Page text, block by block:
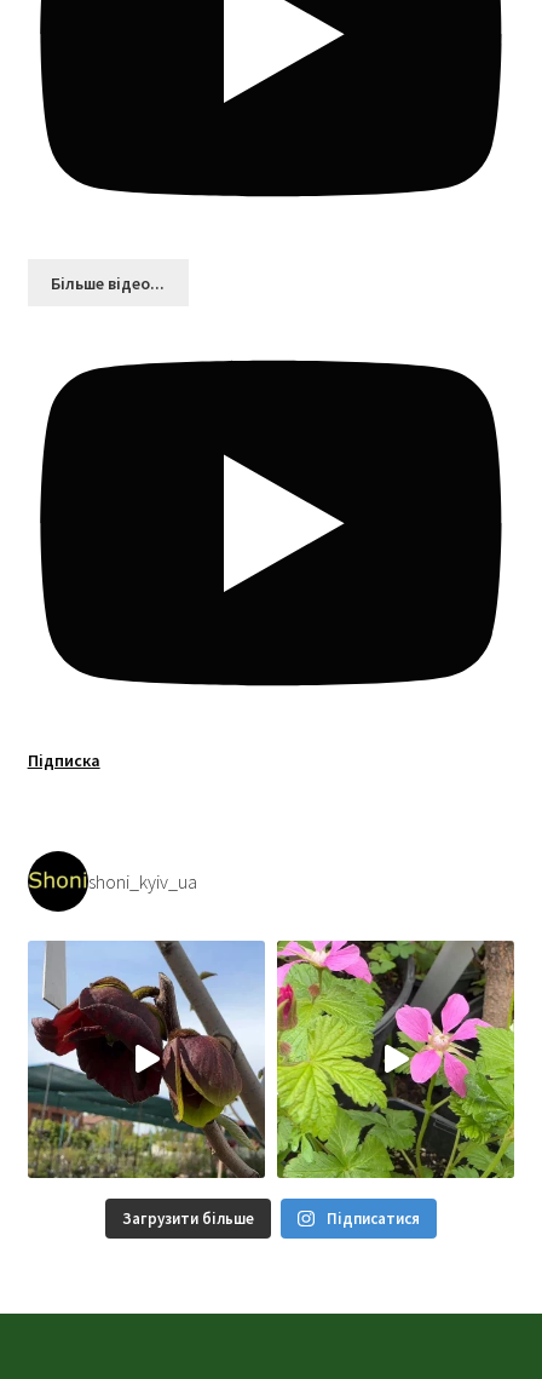
Більшe відео...
Підписка
shoni_kyiv_ua
Загрузити більше Підписатися